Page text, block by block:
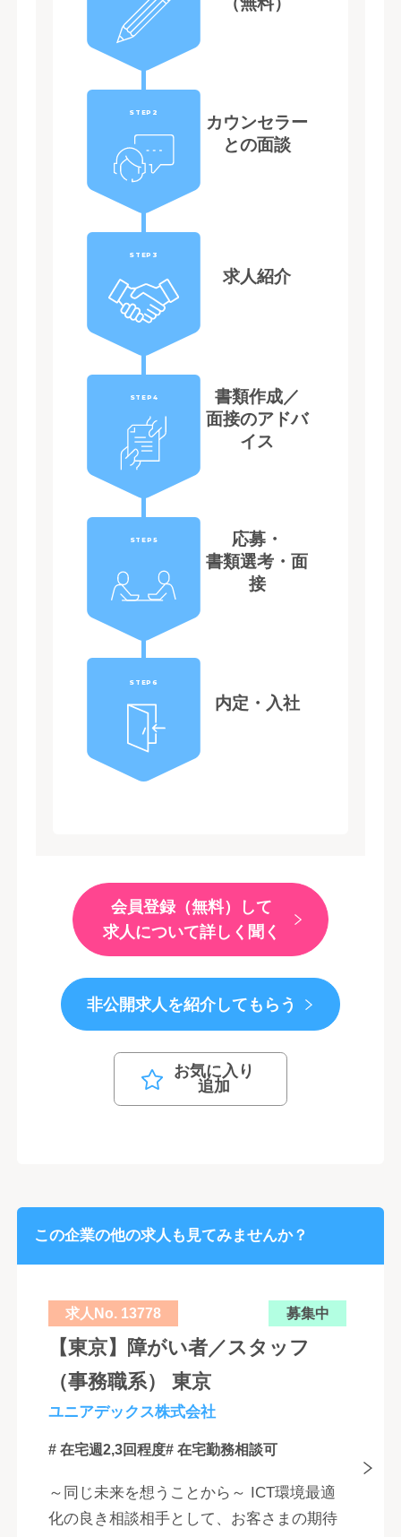
STEP2
カウンセラー
との面談
STEP3
求人紹介
STEP4
書類作成／
面接のアドバ
イス
STEP5
応募・
書類選考・面
接
STEP6
内定・入社
会員登録（無料）して
求人について詳しく聞く
非公開求人を紹介してもらう
お気に入り
追加
この企業の他の求人も見てみませんか？
求人No. 13778 募集中
【東京】障がい者／スタッフ
（事務職系） 東京
ユニアデックス株式会社
# 在宅週2,3回程度# 在宅勤務相談可
～同じ未来を想うことから～ ICT環境最適
化の良き相談相手として、お客さまの期待